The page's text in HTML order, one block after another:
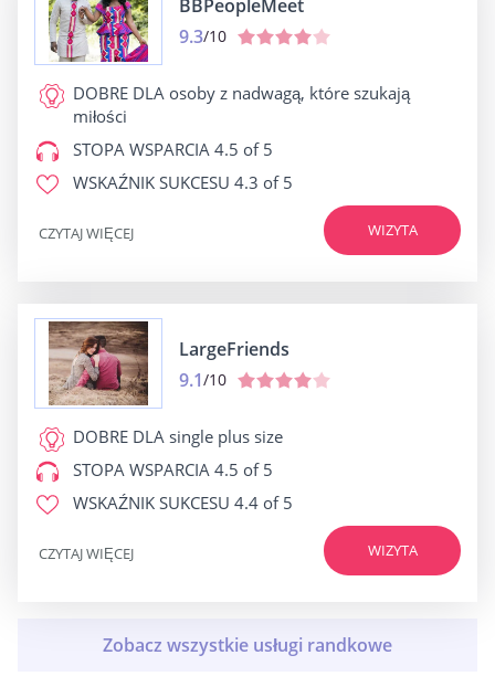
BBPeopleMeet
9.3/10
DOBRE DLA osoby z nadwagą, które szukają
miłości
STOPA WSPARCIA 4.5 of 5
WSKAŹNIK SUKCESU 4.3 of 5
WIZYTA
CZYTAJ WIĘCEJ
LargeFriends
9.1/10
DOBRE DLA single plus size
STOPA WSPARCIA 4.5 of 5
WSKAŹNIK SUKCESU 4.4 of 5
WIZYTA
CZYTAJ WIĘCEJ